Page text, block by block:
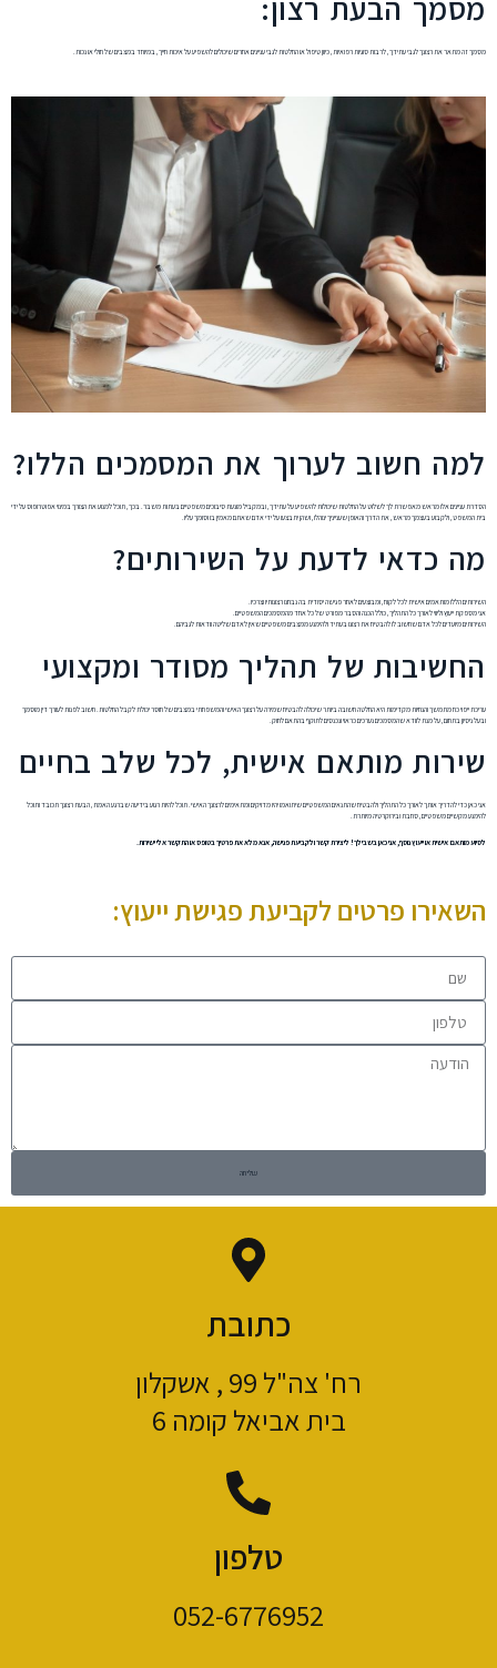
מסמך הבעת רצון:
מסמך זה מתאר את רצונך לגבי עתידך, לרבות סוגיות רפואיות, כיוון טיפול או החלטות לגבי עניינים אחרים שיכולים להשפיע על איכות חייך, במיוחד במצבים של חולי או נכות.
למה חשוב לערוך את המסמכים הללו?
הסדרת עניינים אלו מראש מאפשרת לך לשלוט על החלטות שיכולות להשפיע על עתידך, ובמקביל מונעת סיבוכים משפטיים בעתות משבר. בכך, תוכל למנוע את הצורך במינוי אפוטרופוס על ידי
בית המשפט, ולקבוע בעצמך מראש, את הדרך והאופן שענייניך ינוהלו, ושהן יתבצעו על ידי אדם שאתם מאמין בו וסומך עליו.
מה כדאי לדעת על השירותים?
השירותים הללו מותאמים אישית לכל לקוח, ומבוצעים לאחר פגישה יסודית בה נבחנו רצונותיו וצרכיו.
אני מספקת ייעוץ וליווי לאורך כל התהליך, כולל הכנה והסבר מפורט של כל אחד מהמסמכים המשפטיים.
השירותים מיועדים לכל אדם שחשוב לו להבטיח את רצונו בעתיד ולהימנע ממצבים משפטיים שאין לאדם שליטה וודאות לגביהם.
החשיבות של תהליך מסודר ומקצועי
עריכת ייפוי כח מתמשך והנחיות מקדימות היא החלטה חשובה ביותר שיכולה להבטיח שמירה על רצונך האישי והמשפחתי במצבים של חוסר יכולת לקבל החלטות. חשוב לפנות לעורך דין מוסמך
ובעל ניסיון בתחום, על מנת לוודא שהמסמכים נערכים כראוי ונכנסים לתוקף בהתאם לחוק.
שירות מותאם אישית, לכל שלב בחיים
אני כאן כדי להדריך אותך לאורך כל התהליך ולהבטיח שהתנאים המשפטיים שיתואמו יהיו מדויקים ומתאימים לרצונך האישי. תוכל להיות רגוע בידיעה שברגע האמת, הבעת רצונך תכובד ותוכל
להימנע מקשיים משפטיים, סחבת ובירוקרטיה מיותרת.
לסיוע מותאם אישית או ייעוץ נוסף, אני כאן בשבילך! ליצירת קשר ולקביעת פגישה, אנא מלא את פרטיך בטופס או התקשר אלי ישירות.
השאירו פרטים לקביעת פגישת ייעוץ:
שליחה
כתובת
רח' צה"ל 99 , אשקלון
בית אביאל קומה 6
טלפון
052-6776952